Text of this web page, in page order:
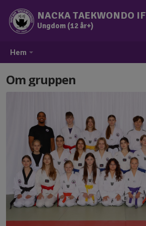
Hem
NACKA TAEKWONDO IF
Ungdom (12 år+)
Om gruppen